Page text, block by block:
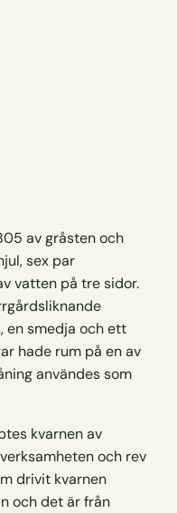
av gråsten och
sex par
vatten på tre sidor.
en smedja och ett
hade rum på en av
användes som
kvarnen av
och rev
drivit kvarnen
och det är från